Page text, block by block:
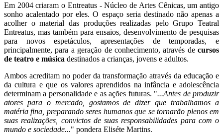
Em 2004 criaram o Entreatus - Núcleo de Artes Cênicas, um antigo
sonho acalentado por eles. O espaço seria destinado não apenas a
acolher o material das produções realizadas pelo Grupo Teatral
Entreatus, mas também para ensaios, desenvolvimento de pesquisas
para novos espetáculos, apresentações de temporadas, e
principalmente, para a geração de conhecimento, através de cursos
de teatro e música destinados a crianças, jovens e adultos.
Ambos acreditam no poder da transformação através da educação e
da cultura e que os valores aprendidos na infância e adolescência
determinam a personalidade e as ações futuras. "...Antes de produzir
atores para o mercado, gostamos de dizer que trabalhamos a
matéria fina, preparando seres humanos que se tornarão plenos em
suas realizações, convictos de suas responsabilidades para com o
mundo e sociedade..." pondera Eliséte Martins.